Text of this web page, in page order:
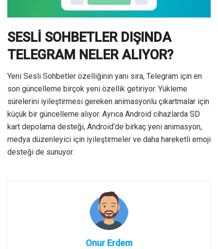
SESLİ SOHBETLER DIŞINDA
TELEGRAM NELER ALIYOR?
Yeni Sesli Sohbetler özelliğinin yanı sıra, Telegram için en
son güncelleme birçok yeni özellik getiriyor. Yükleme
sürelerini iyileştirmesi gereken animasyonlu çıkartmalar için
küçük bir güncelleme alıyor. Ayrıca Android cihazlarda SD
kart depolama desteği, Android’de birkaç yeni animasyon,
medya düzenleyici için iyileştirmeler ve daha hareketli emoji
desteği de sunuyor.
Onur Erdem